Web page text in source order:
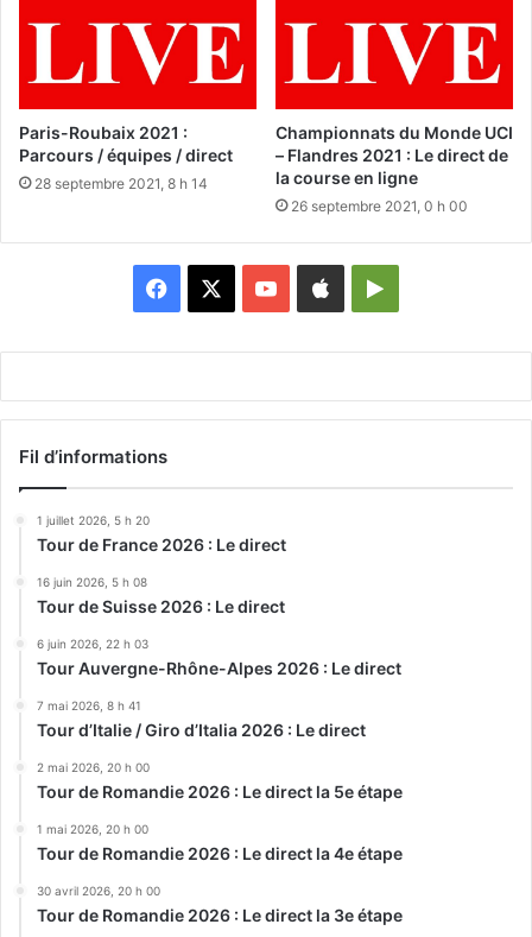
Paris-Roubaix 2021 :
Parcours / équipes / direct
28 septembre 2021, 8 h 14
Championnats du Monde UCI
– Flandres 2021 : Le direct de
la course en ligne
26 septembre 2021, 0 h 00
Facebook YouTubeAppleGoogle
Fil d’informations
1 juillet 2026, 5 h 20
Tour de France 2026 : Le direct
16 juin 2026, 5 h 08
Tour de Suisse 2026 : Le direct
6 juin 2026, 22 h 03
Tour Auvergne-Rhône-Alpes 2026 : Le direct
7 mai 2026, 8 h 41
Tour d’Italie / Giro d’Italia 2026 : Le direct
2 mai 2026, 20 h 00
Tour de Romandie 2026 : Le direct la 5e étape
1 mai 2026, 20 h 00
Tour de Romandie 2026 : Le direct la 4e étape
30 avril 2026, 20 h 00
Tour de Romandie 2026 : Le direct la 3e étape